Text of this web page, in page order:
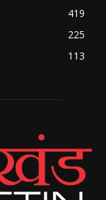
419
225
113